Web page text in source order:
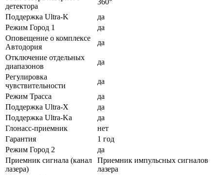
детектора
360°
Поддержка Ultra-K
да
Режим Город 1
да
Оповещение о комплексе
Автодория
да
Отключение отдельных
диапазонов
да
Регулировка
чувствительности
да
Режим Трасса
да
Поддержка Ultra-X
да
Поддержка Ultra-Ka
да
Глонасс-приемник
нет
Гарантия
1 год
Режим Город 2
да
Приемник сигнала (канал
лазера)
Приемник импульсных сигналов
лазера